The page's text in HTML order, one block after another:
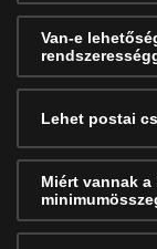
Van-e
Lehet postai
Miért vannak